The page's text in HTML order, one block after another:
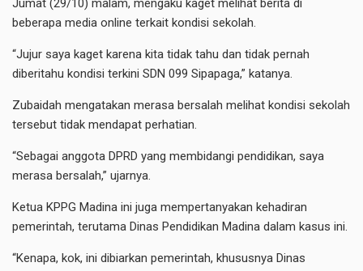
Jumat (29/10) malam, mengaku kaget melihat berita di
beberapa media online terkait kondisi sekolah.
“Jujur saya kaget karena kita tidak tahu dan tidak pernah
diberitahu kondisi terkini SDN 099 Sipapaga,” katanya.
Zubaidah mengatakan merasa bersalah melihat kondisi sekolah
tersebut tidak mendapat perhatian.
“Sebagai anggota DPRD yang membidangi pendidikan, saya
merasa bersalah,” ujarnya.
Ketua KPPG Madina ini juga mempertanyakan kehadiran
pemerintah, terutama Dinas Pendidikan Madina dalam kasus ini.
“Kenapa, kok, ini dibiarkan pemerintah, khususnya Dinas